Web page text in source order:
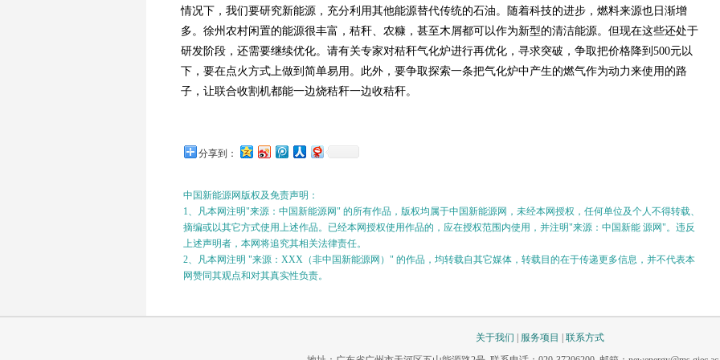
情况下，我们要研究新能源，充分利用其他能源替代传统的石油。随着科技的进步，燃料来源也日渐增
多。徐州农村闲置的能源很丰富，秸秆、农糠，甚至木屑都可以作为新型的清洁能源。但现在这些还处于
研发阶段，还需要继续优化。请有关专家对秸秆气化炉进行再优化，寻求突破，争取把价格降到500元以
下，要在点火方式上做到简单易用。此外，要争取探索一条把气化炉中产生的燃气作为动力来使用的路
子，让联合收割机都能一边烧秸秆一边收秸秆。
分享到：
中国新能源网版权及免责声明：
1、凡本网注明"来源：中国新能源网" 的所有作品，版权均属于中国新能源网，未经本网授权，任何单位及个人不得转载、
摘编或以其它方式使用上述作品。已经本网授权使用作品的，应在授权范围内使用，并注明"来源：中国新能 源网"。违反
上述声明者，本网将追究其相关法律责任。
2、凡本网注明 "来源：XXX（非中国新能源网）" 的作品，均转载自其它媒体，转载目的在于传递更多信息，并不代表本
网赞同其观点和对其真实性负责。
关于我们 服务项目
联系方式